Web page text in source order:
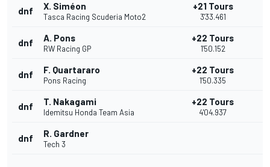
dnf X. Siméon
Tasca Racing Scuderia Moto2
+21 Tours
3'33.461
dnf A. Pons
RW Racing GP
+22 Tours
1'50.152
dnf F. Quartararo
Pons Racing
+22 Tours
1'50.335
dnf T. Nakagami
Idemitsu Honda Team Asia
+22 Tours
4'04.937
dnf R. Gardner
Tech 3